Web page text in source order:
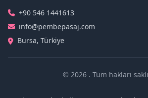
+90 546 1441613
info@pembepasaj.com
Bursa, Türkiye
© 2026 . Tüm hakları